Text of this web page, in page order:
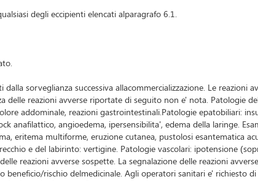
degli eccipienti elencati alparagrafo 6.1.
sorveglianza successiva allacommercializzazione. Le reazioni
delle reazioni avverse riportate di seguito non e' nota. Patologie
addominale, reazioni gastrointestinali.Patologie epatobiliari:
angioedema, ipersensibilita', edema della laringe.
eritema multiforme, eruzione cutanea, pustolosi esantematica
e del labirinto: vertigine. Patologie vascolari: ipotensione
reazioni avverse sospette. La segnalazione delle reazioni
rischio delmedicinale. Agli operatori sanitari e' richiesto di